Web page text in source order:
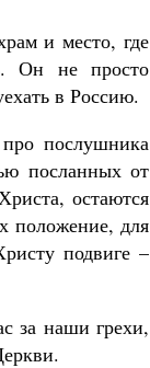
и место, где
Он не просто
в Россию.
послушника
посланных от
остаются
положение, для
подвиге –
за наши грехи,